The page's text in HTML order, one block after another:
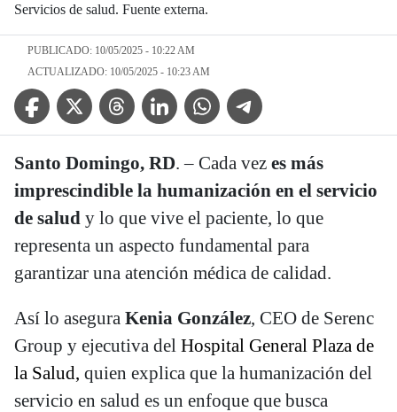
Servicios de salud. Fuente externa.
PUBLICADO: 10/05/2025 - 10:22 AM
ACTUALIZADO: 10/05/2025 - 10:23 AM
Facebook IconTwitter IconThreads IconLinkedin IconWhatsApp IconTelegram Icon
Santo Domingo, RD. – Cada vez es más
imprescindible la humanización en el servicio
de salud y lo que vive el paciente, lo que
representa un aspecto fundamental para
garantizar una atención médica de calidad.
Así lo asegura Kenia González, CEO de Serenc
Group y ejecutiva del Hospital General Plaza de
la Salud, quien explica que la humanización del
servicio en salud es un enfoque que busca